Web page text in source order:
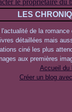
le propriétaire du
LES
l'actualité de la
livres détaillées mais
ciné les plus
aux premières
Accueil du
Créer un blog